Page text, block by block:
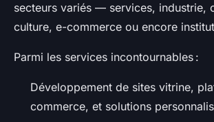
secteurs variés — services, industrie,
culture, e-commerce ou encore
Parmi les services incontournables :
Développement de sites vitrine,
commerce, et solutions